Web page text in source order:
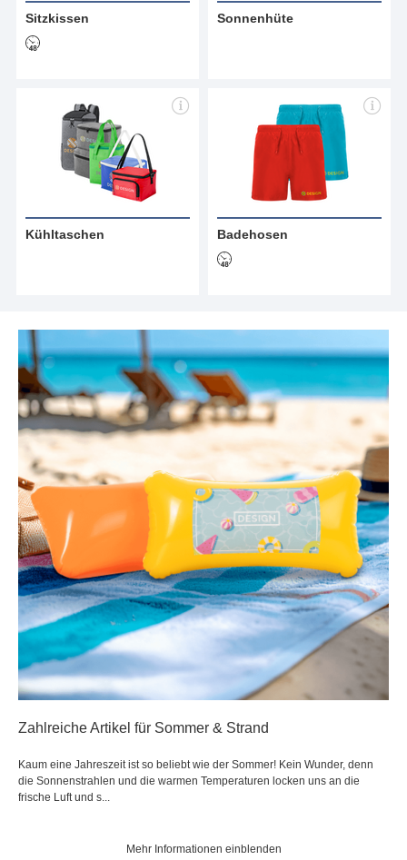
Sitzkissen Sonnenhüte
Kühltaschen Badehosen
Zahlreiche Artikel für Sommer & Strand
Kaum eine Jahreszeit ist so beliebt wie der Sommer! Kein Wunder, denn
die Sonnenstrahlen und die warmen Temperaturen locken uns an die
frische Luft und s...
Mehr Informationen einblenden